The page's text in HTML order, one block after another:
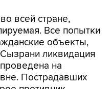
всей стране,
Все попытки
объекты,
ликвидация
на
Пострадавших